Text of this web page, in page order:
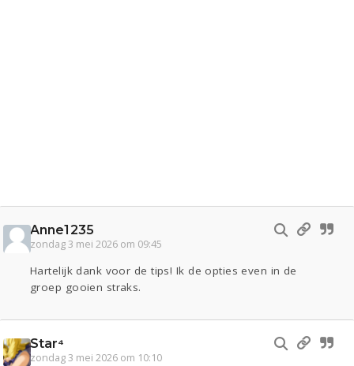
Anne1235
zondag 3 mei 2026 om 09:45
Hartelijk dank voor de tips! Ik de opties even in de
groep gooien straks.
Star⁴
zondag 3 mei 2026 om 10:10